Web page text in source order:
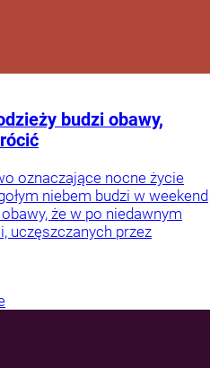
budzi obawy,
oznaczające nocne życie
niebem budzi w weekend
że w po niedawnym
uczęszczanych przez